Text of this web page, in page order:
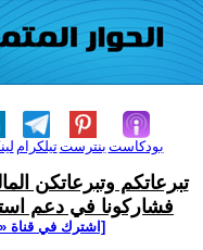
تيلكرامبنترست بودكاست
تبرعاتكم وتبرعاتكن
فشاركونا في دعم
[اشترك في قناة